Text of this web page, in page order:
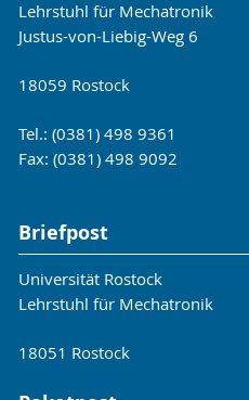
Lehrstuhl für Mechatronik
Justus-von-Liebig-Weg 6
18059 Rostock
Tel.: (0381) 498 9361
Fax: (0381) 498 9092
Briefpost
Universität Rostock
Lehrstuhl für Mechatronik
18051 Rostock